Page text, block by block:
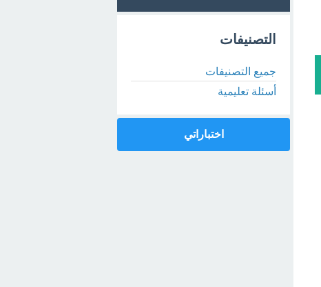
التصنيفات
جميع التصنيفات
أسئلة تعليمية
اختباراتي